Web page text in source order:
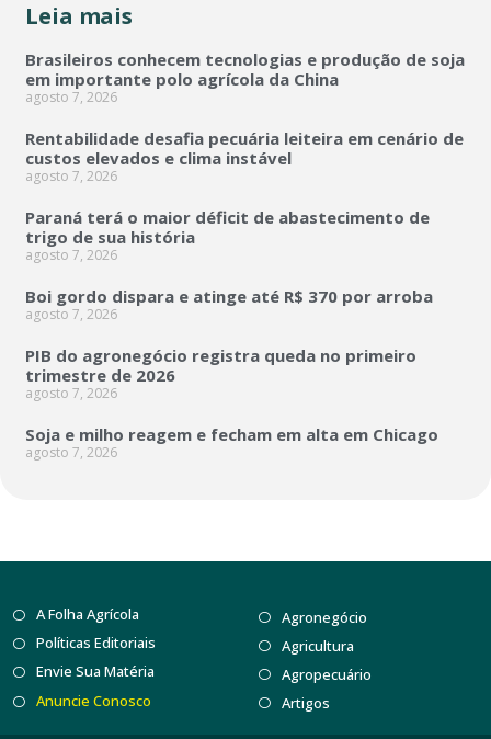
Leia mais
Brasileiros conhecem tecnologias e produção de soja
em importante polo agrícola da China
agosto 7, 2026
Rentabilidade desafia pecuária leiteira em cenário de
custos elevados e clima instável
agosto 7, 2026
Paraná terá o maior déficit de abastecimento de
trigo de sua história
agosto 7, 2026
Boi gordo dispara e atinge até R$ 370 por arroba
agosto 7, 2026
PIB do agronegócio registra queda no primeiro
trimestre de 2026
agosto 7, 2026
Soja e milho reagem e fecham em alta em Chicago
agosto 7, 2026
A Folha Agrícola
Políticas Editoriais
Envie Sua Matéria
Anuncie Conosco
Agronegócio
Agricultura
Agropecuário
Artigos